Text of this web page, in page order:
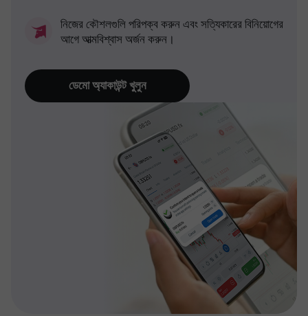
নিজের কৌশলগুলি পরিপক্ব করুন এবং সত্যিকারের বিনিয়োগের
আগে আত্মবিশ্বাস অর্জন করুন।
ডেমো অ্যাকাউন্ট খুলুন